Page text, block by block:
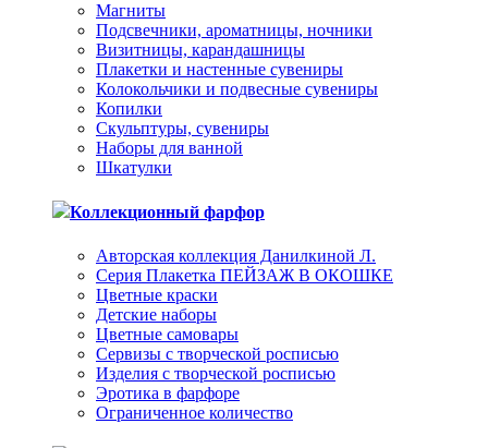
Магниты
Подсвечники, ароматницы, ночники
Визитницы, карандашницы
Плакетки и настенные сувениры
Колокольчики и подвесные сувениры
Копилки
Скульптуры, сувениры
Наборы для ванной
Шкатулки
Коллекционный фарфор
Авторская коллекция Данилкиной Л.
Серия Плакетка ПЕЙЗАЖ В ОКОШКЕ
Цветные краски
Детские наборы
Цветные самовары
Сервизы с творческой росписью
Изделия с творческой росписью
Эротика в фарфоре
Ограниченное количество